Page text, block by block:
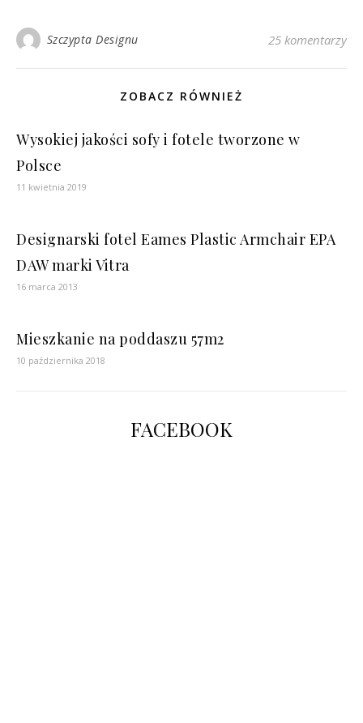
Szczypta Designu 25 komentarzy
ZOBACZ RÓWNIEŻ
Wysokiej jakości sofy i fotele tworzone w
Polsce
11 kwietnia 2019
Designarski fotel Eames Plastic Armchair EPA
DAW marki Vitra
16 marca 2013
Mieszkanie na poddaszu 57m2
10 października 2018
FACEBOOK